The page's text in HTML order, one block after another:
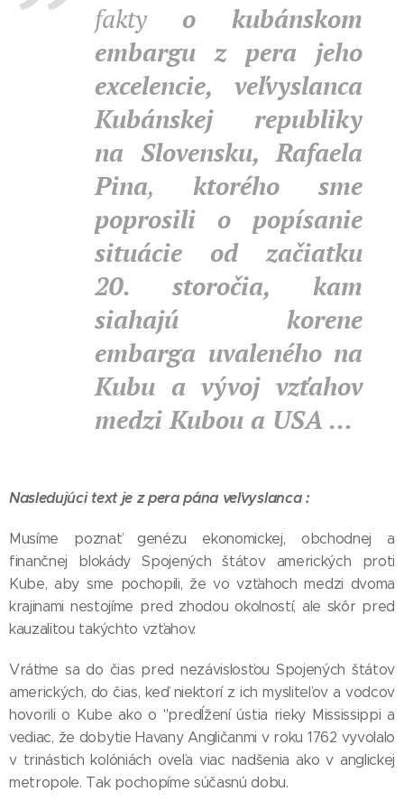
fakty o kubánskom
embargu z pera jeho
excelencie, veľvyslanca
Kubánskej republiky
na Slovensku, Rafaela
Pina, ktorého sme
poprosili o popísanie
situácie od začiatku
20. storočia, kam
siahajú korene
embarga uvaleného na
Kubu a vývoj vzťahov
medzi Kubou a USA ...
Nasledujúci text je z pera pána veľvyslanca :
Musíme poznať genézu ekonomickej, obchodnej a
finančnej blokády Spojených štátov amerických proti
Kube, aby sme pochopili, že vo vzťahoch medzi dvoma
krajinami nestojíme pred zhodou okolností, ale skôr pred
kauzalitou takýchto vzťahov.
Vráťme sa do čias pred nezávislosťou Spojených štátov
amerických, do čias, keď niektorí z ich mysliteľov a vodcov
hovorili o Kube ako o "predĺžení ústia rieky Mississippi a
vediac, že ​​dobytie Havany Angličanmi v roku 1762 vyvolalo
v trinástich kolóniách oveľa viac nadšenia ako v anglickej
metropole. Tak pochopíme súčasnú dobu.